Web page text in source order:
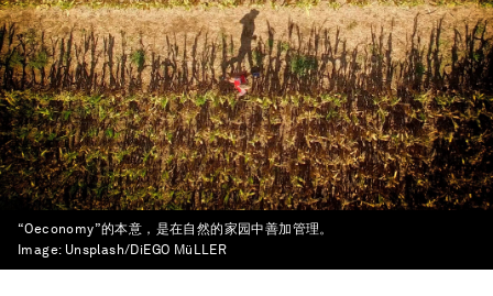
“Oeconomy”的本意，是在自然的家园中善加管理。
Image: Unsplash/DiEGO MüLLER